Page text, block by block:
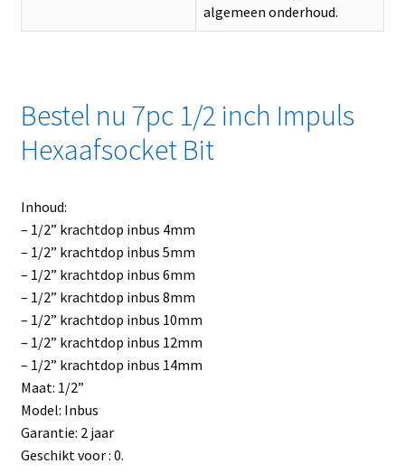
algemeen onderhoud.
Bestel nu 7pc 1/2 inch Impuls
Hexaafsocket Bit
Inhoud:
– 1/2” krachtdop inbus 4mm
– 1/2” krachtdop inbus 5mm
– 1/2” krachtdop inbus 6mm
– 1/2” krachtdop inbus 8mm
– 1/2” krachtdop inbus 10mm
– 1/2” krachtdop inbus 12mm
– 1/2” krachtdop inbus 14mm
Maat: 1/2”
Model: Inbus
Garantie: 2 jaar
Geschikt voor : 0.